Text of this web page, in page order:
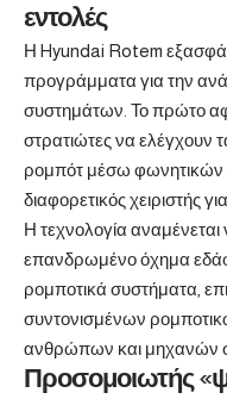
εντολές
Η Hyundai Rotem
προγράμματα για την
συστημάτων. Το πρώτο
στρατιώτες να
ρομπότ μέσω φωνητικών
διαφορετικός χειριστής
Η τεχνολογία αναμένεται
επανδρωμένο όχημα
ρομποτικά συστήματα,
συντονισμένων
ανθρώπων και μηχανών
Προσομοιωτής